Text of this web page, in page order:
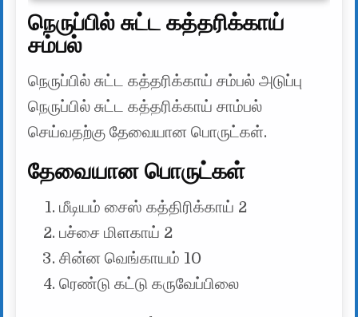
நெருப்பில் சுட்ட கத்தரிக்காய்
சம்பல்
நெருப்பில் சுட்ட கத்தரிக்காய் சம்பல் அடுப்பு
நெருப்பில் சுட்ட கத்தரிக்காய் சாம்பல்
செய்வதற்கு தேவையான பொருட்கள்.
தேவையான பொருட்கள்
மீடியம் சைஸ் கத்திரிக்காய் 2
பச்சை மிளகாய் 2
சின்ன வெங்காயம் 10
ரெண்டு கட்டு கருவேப்பிலை